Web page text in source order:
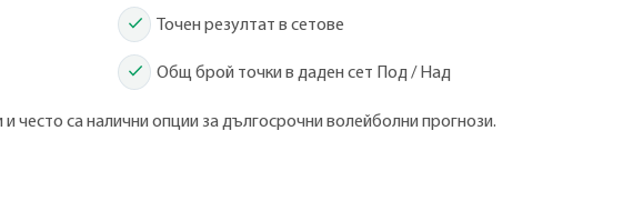
Точен резултат в сетове
Общ брой точки в даден сет Под / Над
са налични опции за дългосрочни волейболни прогнози.